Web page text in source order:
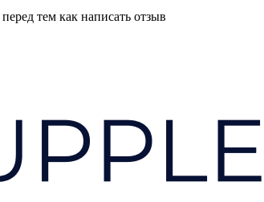
перед тем как написать отзыв